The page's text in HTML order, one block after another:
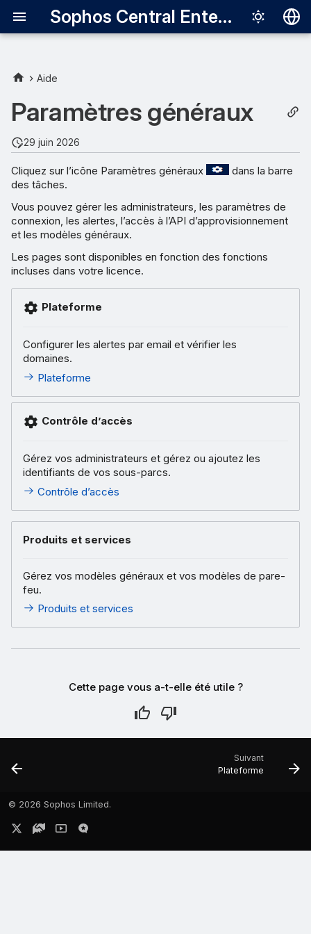
Sophos Central Enterprise
Français
Italiano
日本語
한국어
Português
中文（繁體）
Aide
Paramètres généraux
29 juin 2026
Cliquez sur l’icône Paramètres généraux
dans la barre
des tâches.
Vous pouvez gérer les administrateurs, les paramètres de
connexion, les alertes, l’accès à l’API d’approvisionnement
et les modèles généraux.
Les pages sont disponibles en fonction des fonctions
incluses dans votre licence.
Plateforme
Configurer les alertes par email et vérifier les
domaines.
Plateforme
Contrôle d’accès
Gérez vos administrateurs et gérez ou ajoutez les
identifiants de vos sous-parcs.
Contrôle d’accès
Produits et services
Gérez vos modèles généraux et vos modèles de pare-
feu.
Produits et services
Cette page vous a-t-elle été utile ?
Suivant
Plateforme
© 2026 Sophos Limited.